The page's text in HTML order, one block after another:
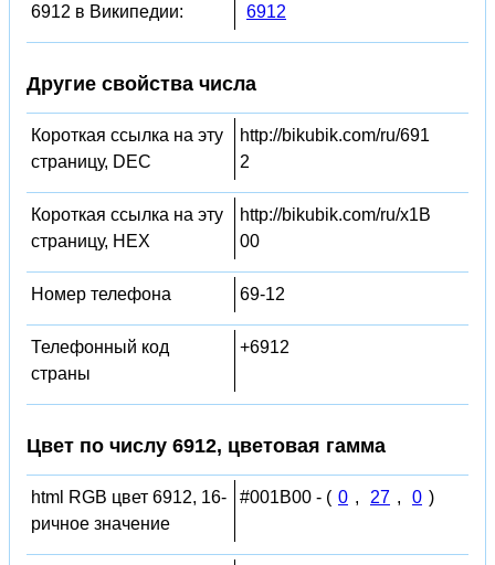
6912 в Википедии: 6912
Другие свойства числа
Короткая ссылка на эту
страницу, DEC
http://bikubik.com/ru/691
2
Короткая ссылка на эту
страницу, HEX
http://bikubik.com/ru/x1B
00
Номер телефона 69-12
Телефонный код
страны
+6912
Цвет по числу 6912, цветовая гамма
html RGB цвет 6912, 16-
ричное значение
#001B00 - ( 0 , 27 , 0 )